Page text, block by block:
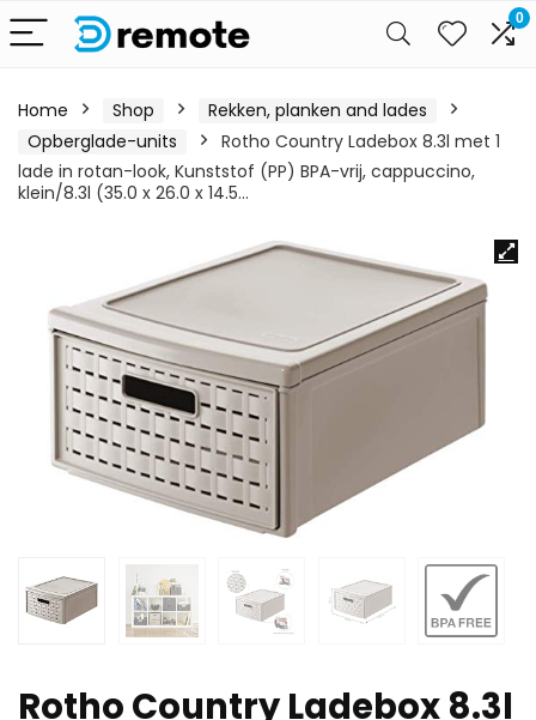
0
Home Shop
Rekken, planken and lades
Opberglade-units
Rotho Country Ladebox 8.3l met 1
lade in rotan-look, Kunststof (PP) BPA-vrij, cappuccino,
klein/8.3l (35.0 x 26.0 x 14.5…
Rotho Country Ladebox 8.3l